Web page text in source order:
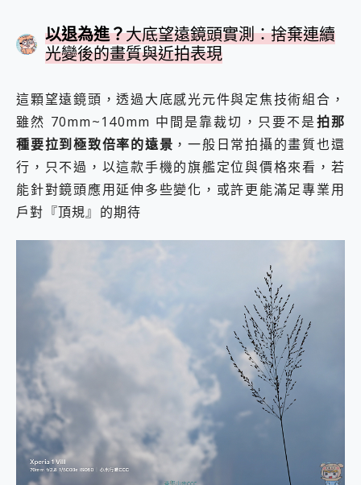
以退為進？大底望遠鏡頭實測：捨棄連續
光變後的畫質與近拍表現
這顆望遠鏡頭，透過大底感光元件與定焦技術組合，
雖然 70mm~140mm 中間是靠裁切，只要不是拍那
種要拉到極致倍率的遠景 ，一般日常拍攝的畫質也還
行，只不過，以這款手機的旗艦定位與價格來看，若
能針對鏡頭應用延伸多些變化，或許更能滿足專業用
戶對『頂規』的期待